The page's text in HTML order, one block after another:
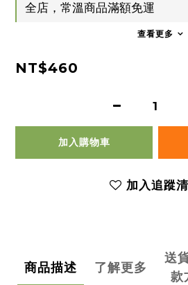
全店，常溫商品滿額免運
查看更多
NT$460
加入購物車
加入追蹤
商品描述 了解更多
送
款